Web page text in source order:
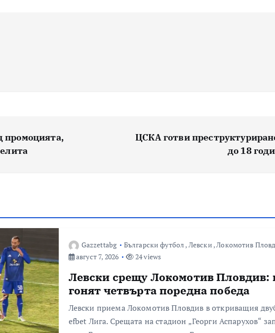
промоцията,
ЦСКА готви
до 18
Gazzettabg Български футбол , Левски ,Локомотив
август 7, 2026
24 views
Левски срещу Локомотив
гонят четвърта поредна победа
Левски приема Локомотив Пловдив в откриващия
efbet Лига. Срещата на стадион „Георги Аспарухов“